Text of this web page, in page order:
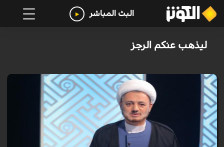
البث المباشر
ليذهب عنكم الرجز